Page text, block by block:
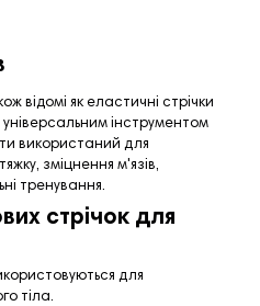
відомі як еластичні стрічки
інструментом
використаний для
зміцнення м'язів,
тренування.
стрічок для
для
тіла.